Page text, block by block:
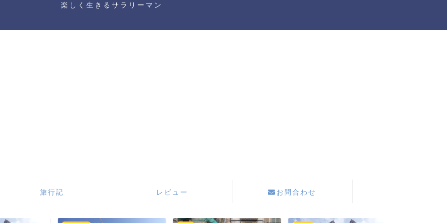
楽しく生きるサラリーマン
旅行記 レビュー お問合わせ